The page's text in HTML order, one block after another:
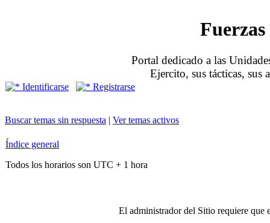
Portal dedicado a las
Ejercito, sus tácticas, sus
Identificarse Registrarse
Buscar temas sin respuesta | Ver temas activos
Índice general
Todos los horarios son UTC + 1 hora
El administrador del Sitio requiere que